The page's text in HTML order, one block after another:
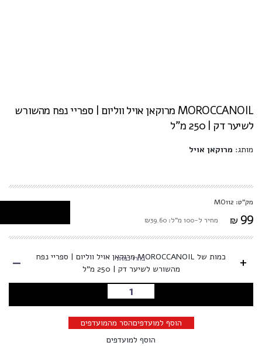
MOROCCANOIL מרוקאן אויל ווליום | ספריי נפח מהשורש
לשיער דק | 250 מ"ל
מותג: מרוקאן אויל
מק"ט: MO112
₪ 99 מחיר ל-100 מ"ל: ₪39.60
+
כמות של MOROCCANOIL מרוקאן אויל ווליום | ספריי נפח
מהשורש לשיער דק | 250 מ"ל
בחרו כמות -
הוספה לסל
הוסף למועדפיםהסר מהמועדפים
הוסף למועדפים